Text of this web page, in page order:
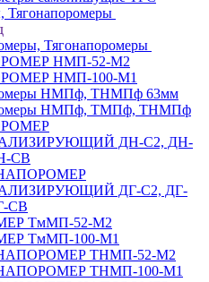
Тягонапоромеры
Тягонапоромеры
НМП-52-М2
НМП-100-М1
НМПф, ТНМПф 63мм
НМПф, ТМПф, ТНМПф
ДН-С2, ДН-
СВ
ДГ-С2, ДГ-
СВ
ТмМП-52-М2
ТмМП-100-М1
ТНМП-52-М2
ТНМП-100-М1